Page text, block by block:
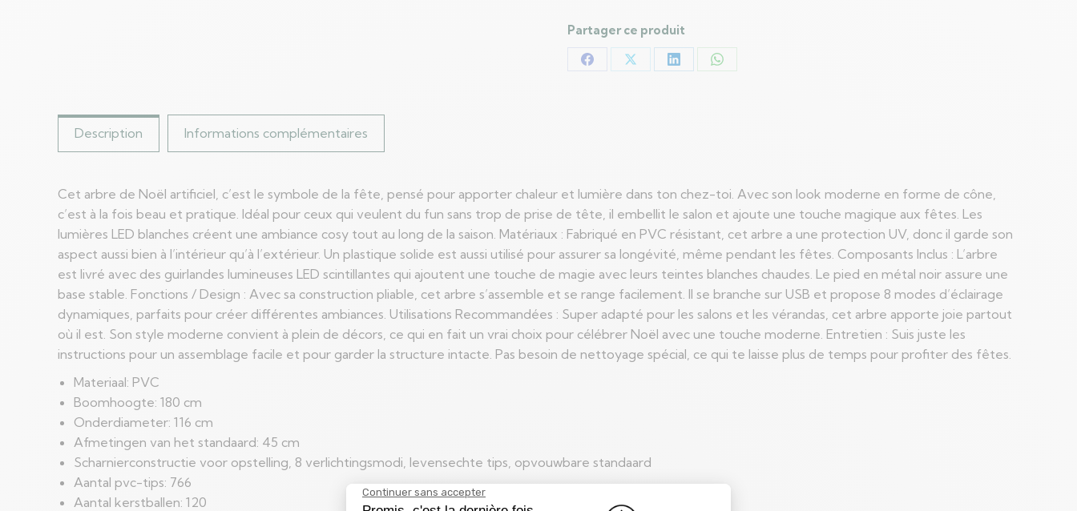
Partager ce produit
PartagerPartagerPartagerPartager
Description
Informations complémentaires
Cet arbre de Noël artificiel, c’est le symbole de la fête, pensé pour apporter chaleur et lumière dans ton chez-toi. Avec son look moderne en forme de cône,
c’est à la fois beau et pratique. Idéal pour ceux qui veulent du fun sans trop de prise de tête, il embellit le salon et ajoute une touche magique aux fêtes. Les
lumières LED blanches créent une ambiance cosy tout au long de la saison. Matériaux : Fabriqué en PVC résistant, cet arbre a une protection UV, donc il garde son
aspect aussi bien à l’intérieur qu’à l’extérieur. Un plastique solide est aussi utilisé pour assurer sa longévité, même pendant les fêtes. Composants Inclus : L’arbre
est livré avec des guirlandes lumineuses LED scintillantes qui ajoutent une touche de magie avec leurs teintes blanches chaudes. Le pied en métal noir assure une
base stable. Fonctions / Design : Avec sa construction pliable, cet arbre s’assemble et se range facilement. Il se branche sur USB et propose 8 modes d’éclairage
dynamiques, parfaits pour créer différentes ambiances. Utilisations Recommandées : Super adapté pour les salons et les vérandas, cet arbre apporte joie partout
où il est. Son style moderne convient à plein de décors, ce qui en fait un vrai choix pour célébrer Noël avec une touche moderne. Entretien : Suis juste les
instructions pour un assemblage facile et pour garder la structure intacte. Pas besoin de nettoyage spécial, ce qui te laisse plus de temps pour profiter des fêtes.
Materiaal: PVC
Boomhoogte: 180 cm
Onderdiameter: 116 cm
Afmetingen van het standaard: 45 cm
Scharnierconstructie voor opstelling, 8 verlichtingsmodi, levensechte tips, opvouwbare standaard
Aantal pvc-tips: 766
Aantal kerstballen: 120